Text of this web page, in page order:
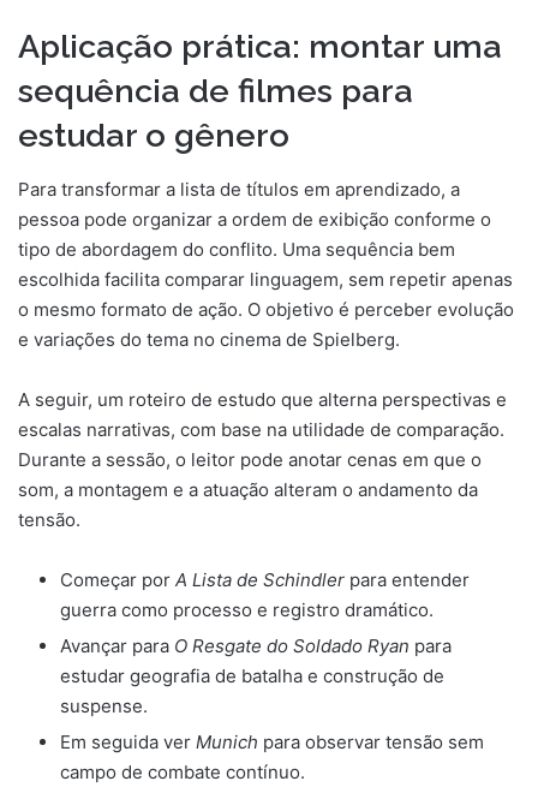
Aplicação prática: montar uma
sequência de filmes para
estudar o gênero
Para transformar a lista de títulos em aprendizado, a
pessoa pode organizar a ordem de exibição conforme o
tipo de abordagem do conflito. Uma sequência bem
escolhida facilita comparar linguagem, sem repetir apenas
o mesmo formato de ação. O objetivo é perceber evolução
e variações do tema no cinema de Spielberg.
A seguir, um roteiro de estudo que alterna perspectivas e
escalas narrativas, com base na utilidade de comparação.
Durante a sessão, o leitor pode anotar cenas em que o
som, a montagem e a atuação alteram o andamento da
tensão.
Começar por A Lista de Schindler para entender
guerra como processo e registro dramático.
Avançar para O Resgate do Soldado Ryan para
estudar geografia de batalha e construção de
suspense.
Em seguida ver Munich para observar tensão sem
campo de combate contínuo.